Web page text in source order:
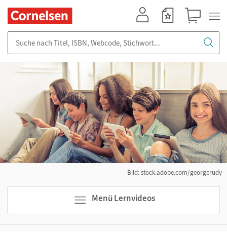
Menü Lernvideos
Bild: stock.adobe.com/georgerudy